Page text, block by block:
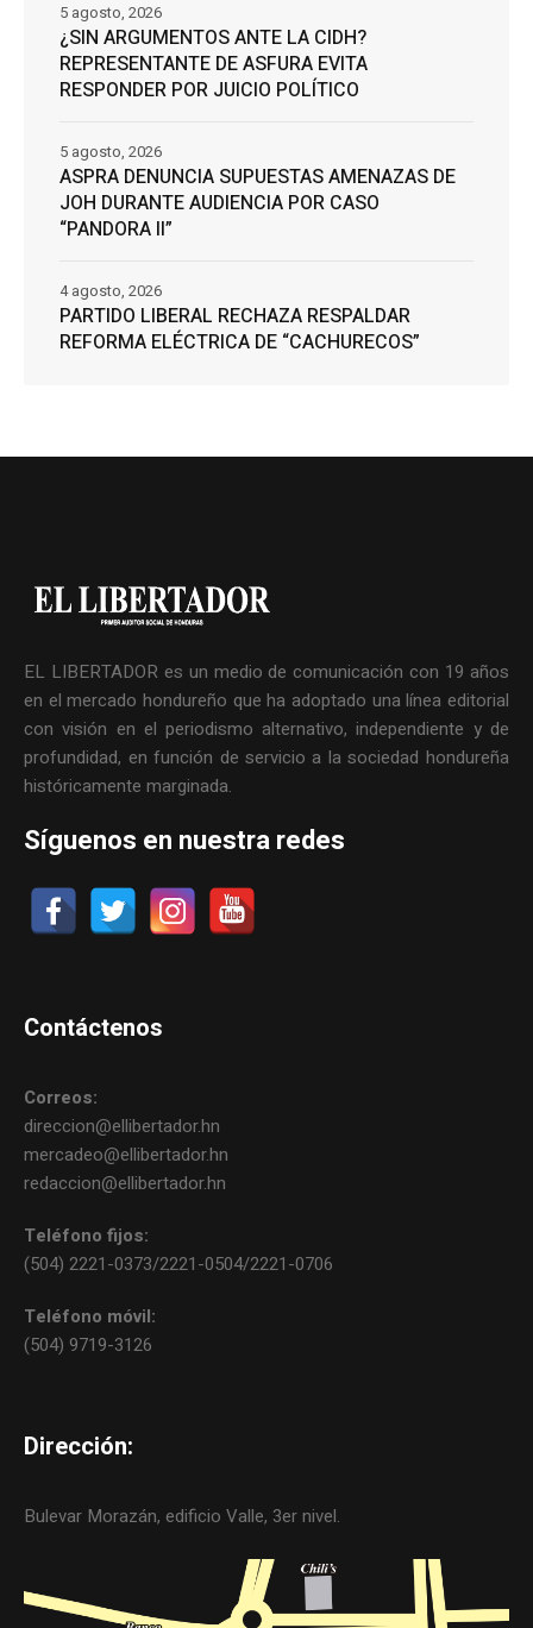
¿SIN ARGUMENTOS ANTE LA CIDH?
REPRESENTANTE DE ASFURA EVITA
RESPONDER POR JUICIO POLÍTICO
5 agosto, 2026
ASPRA DENUNCIA SUPUESTAS AMENAZAS DE
JOH DURANTE AUDIENCIA POR CASO
“PANDORA II”
5 agosto, 2026
PARTIDO LIBERAL RECHAZA RESPALDAR
REFORMA ELÉCTRICA DE “CACHURECOS”
4 agosto, 2026
EL LIBERTADOR es un medio de comunicación con 19 años
en el mercado hondureño que ha adoptado una línea editorial
con visión en el periodismo alternativo, independiente y de
profundidad, en función de servicio a la sociedad hondureña
históricamente marginada.
Síguenos en nuestra redes
Contáctenos
Correos:
direccion@ellibertador.hn
mercadeo@ellibertador.hn
redaccion@ellibertador.hn
Teléfono fijos:
(504) 2221-0373/2221-0504/2221-0706
Teléfono móvil:
(504) 9719-3126
Dirección:
Bulevar Morazán, edificio Valle, 3er nivel.